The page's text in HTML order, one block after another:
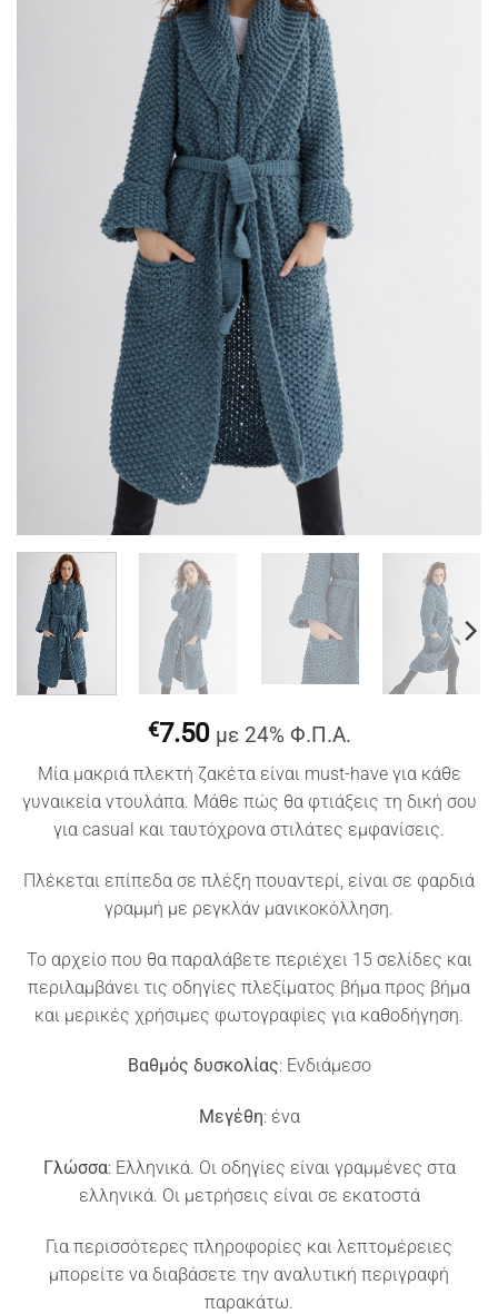
€7.50 με 24% Φ.Π.Α.
Μία μακριά πλεκτή ζακέτα είναι must-have για κάθε
γυναικεία ντουλάπα. Μάθε πώς θα φτιάξεις τη δική σου
για casual και ταυτόχρονα στιλάτες εμφανίσεις.
Πλέκεται επίπεδα σε πλέξη πουαντερί, είναι σε φαρδιά
γραμμή με ρεγκλάν μανικοκόλληση.
Το αρχείο που θα παραλάβετε περιέχει 15 σελίδες και
περιλαμβάνει τις οδηγίες πλεξίματος βήμα προς βήμα
και μερικές χρήσιμες φωτογραφίες για καθοδήγηση.
Βαθμός δυσκολίας: Ενδιάμεσο
Μεγέθη: ένα
Γλώσσα: Ελληνικά. Οι οδηγίες είναι γραμμένες στα
ελληνικά. Οι μετρήσεις είναι σε εκατοστά
Για περισσότερες πληροφορίες και λεπτομέρειες
μπορείτε να διαβάσετε την αναλυτική περιγραφή
παρακάτω.